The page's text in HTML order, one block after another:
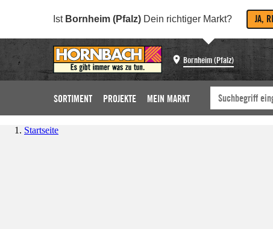
Ist Bornheim (Pfalz) Dein richtiger Markt? JA,
Bornheim (Pfalz)
SORTIMENT PROJEKTE MEIN MARKT
Startseite